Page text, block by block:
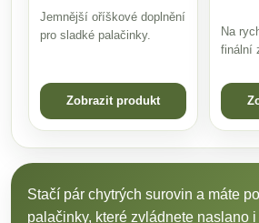
Jemnější oříškové doplnění
pro sladké palačinky.
Zobrazit produkt
Na
finální
Stačí pár chytrých surovin a máte
palačinky, které zvládnete naslano